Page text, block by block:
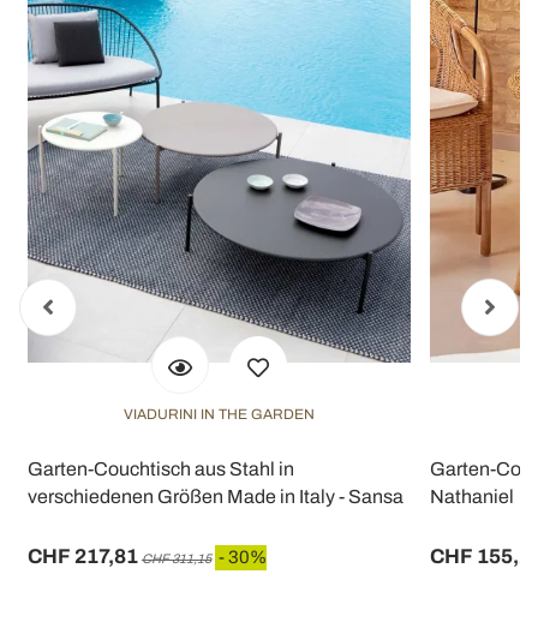
VIADURINI IN THE GARDEN
Garten-Couchtisch aus Stahl in
verschiedenen Größen Made in Italy - Sansa
CHF 217,81 CHF 311,15 - 30%
Garten-
Nathaniel
CHF